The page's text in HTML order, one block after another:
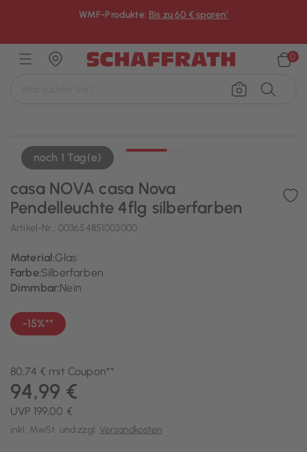
WMF-Produkte: Bis zu 60 € sparen¹
0
noch 1 Tag(e)
casa NOVA casa Nova
Pendelleuchte 4flg silberfarben
Artikel-Nr.: 003654851003000
Material:Glas
Farbe:Silberfarben
Dimmbar:Nein
-15%**
80,74 € mit Coupon**
UVP 199,00 €
94,99 €
inkl. MwSt. und zzgl. Versandkosten